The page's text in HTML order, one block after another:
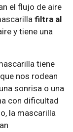
el flujo de aire
filtra al
y tiene una
tiene
nos rodean
sonrisa o una
con dificultad
la mascarilla